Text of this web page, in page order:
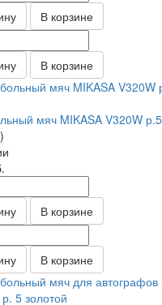
В корзине
В корзине
мяч MIKASA V320W
В корзине
В корзине